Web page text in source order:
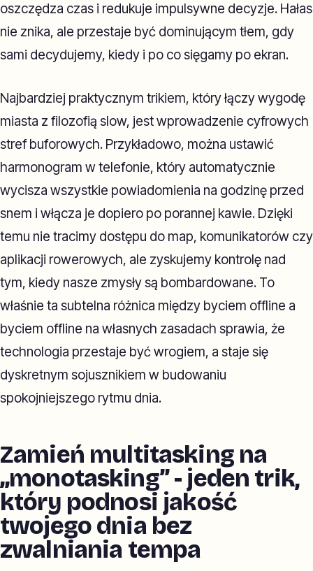
oszczędza czas i redukuje impulsywne decyzje. Hałas
nie znika, ale przestaje być dominującym tłem, gdy
sami decydujemy, kiedy i po co sięgamy po ekran.
Najbardziej praktycznym trikiem, który łączy wygodę
miasta z filozofią slow, jest wprowadzenie cyfrowych
stref buforowych. Przykładowo, można ustawić
harmonogram w telefonie, który automatycznie
wycisza wszystkie powiadomienia na godzinę przed
snem i włącza je dopiero po porannej kawie. Dzięki
temu nie tracimy dostępu do map, komunikatorów czy
aplikacji rowerowych, ale zyskujemy kontrolę nad
tym, kiedy nasze zmysły są bombardowane. To
właśnie ta subtelna różnica między byciem offline a
byciem offline na własnych zasadach sprawia, że
technologia przestaje być wrogiem, a staje się
dyskretnym sojusznikiem w budowaniu
spokojniejszego rytmu dnia.
Zamień multitasking na
„monotasking” - jeden trik,
który podnosi jakość
twojego dnia bez
zwalniania tempa